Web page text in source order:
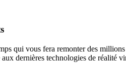
qui vous fera remonter des
dernières technologies de réalité